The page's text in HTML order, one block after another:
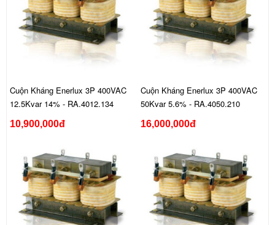
Cuộn Kháng Enerlux 3P 400VAC
12.5Kvar 14% - RA.4012.134
10,900,000đ
Cuộn Kháng Enerlux 3P 400VAC
50Kvar 5.6% - RA.4050.210
16,000,000đ